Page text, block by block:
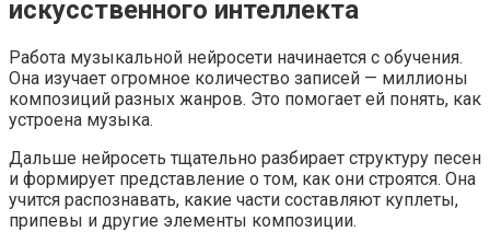
искусственного интеллекта
Работа музыкальной нейросети начинается с обучения.
Она изучает огромное количество записей — миллионы
композиций разных жанров. Это помогает ей понять, как
устроена музыка.
Дальше нейросеть тщательно разбирает структуру песен
и формирует представление о том, как они строятся. Она
учится распознавать, какие части составляют куплеты,
припевы и другие элементы композиции.